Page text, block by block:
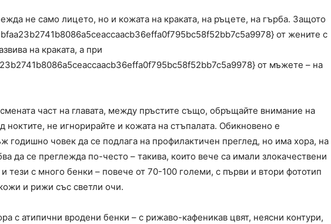
не само лицето, но и кожата на краката, на ръцете, на гърба. Защото
от жените с
на краката, а при
от мъжете – на
част на главата, между пръстите също, обръщайте внимание на
ноктите, не игнорирайте и кожата на стъпалата. Обикновено е
годишно човек да се подлага на профилактичен преглед, но има хора, на
да се преглежда по-често – такива, които вече са имали злокачествени
тези с много бенки – повече от 70-100 големи, с първи и втори фототип
и рижи със светли очи.
с атипични вродени бенки – с рижаво-кафеникав цвят, неясни контури,